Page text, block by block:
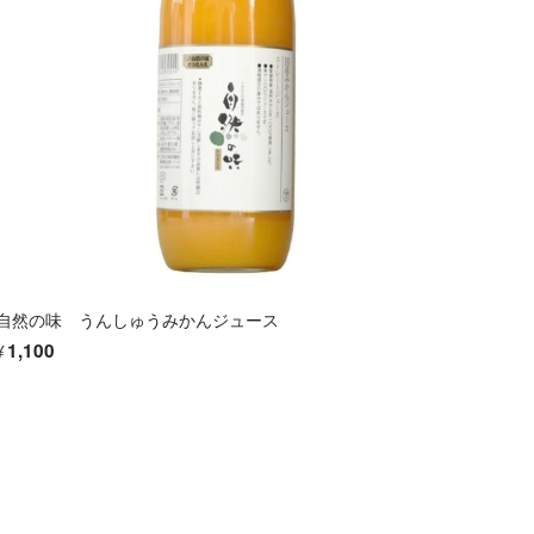
然の味 うんしゅうみかんジュース
¥1,100